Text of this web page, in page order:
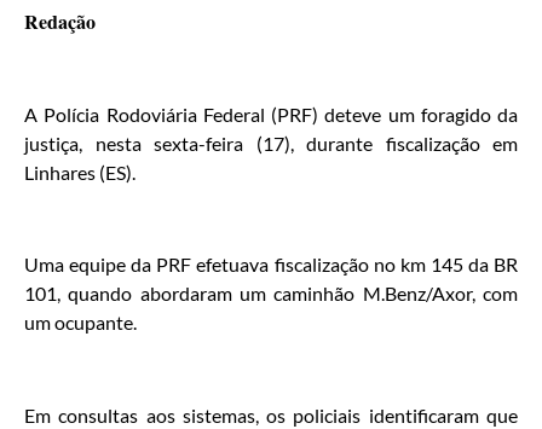
Redação
A Polícia Rodoviária Federal (PRF) deteve um foragido da
justiça, nesta sexta-feira (17), durante fiscalização em
Linhares (ES).
Uma equipe da PRF efetuava fiscalização no km 145 da BR
101, quando abordaram um caminhão M.Benz/Axor, com
um ocupante.
Em consultas aos sistemas, os policiais identificaram que